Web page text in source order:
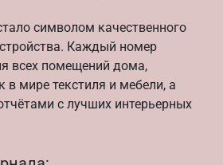
символом качественного
Каждый номер
всех помещений дома,
в мире текстиля и мебели, а
с лучших интерьерных